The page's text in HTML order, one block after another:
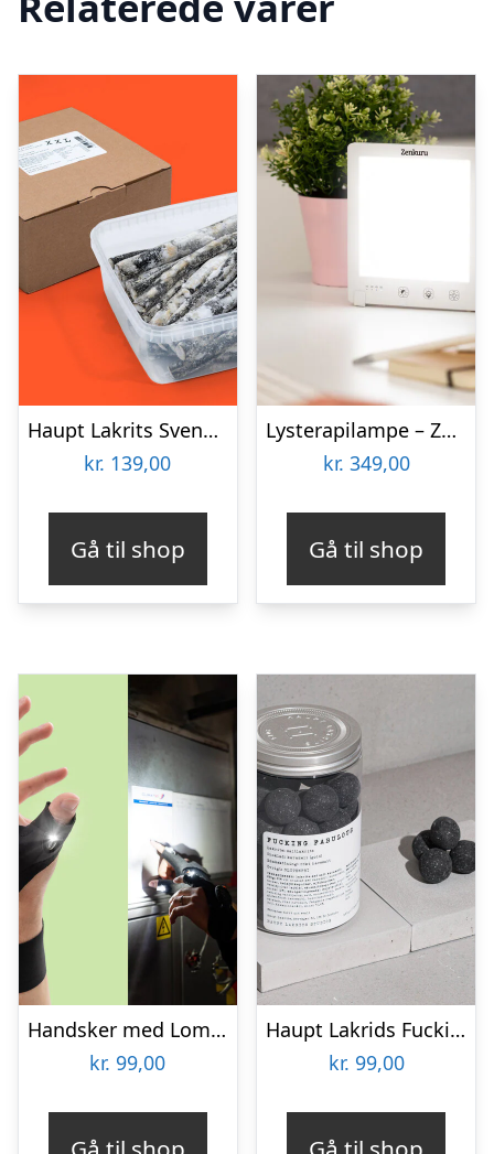
Haupt Lakrits Svenskjävlar! XXL
kr. 139,00
Gå til shop
Lysterapilampe – Zenkuru
kr. 349,00
Gå til shop
Handsker med Lommelygte – Wibbri
kr. 99,00
Haupt Lakrids Fucking Fabulous
kr. 99,00